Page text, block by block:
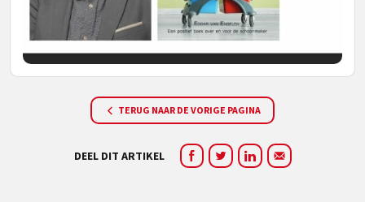
TERUG NAAR DE VORIGE PAGINA
DEEL DIT ARTIKEL